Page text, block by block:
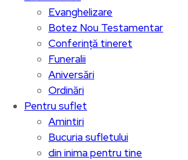
Evanghelizare
Botez Nou Testamentar
Conferință tineret
Funeralii
Aniversări
Ordinări
Pentru suflet
Amintiri
Bucuria sufletului
din inima pentru tine